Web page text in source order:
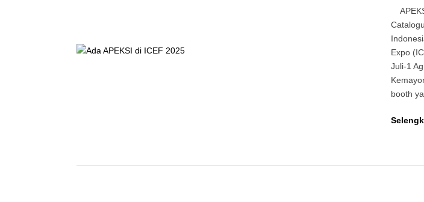
Expo
Juli-1
booth